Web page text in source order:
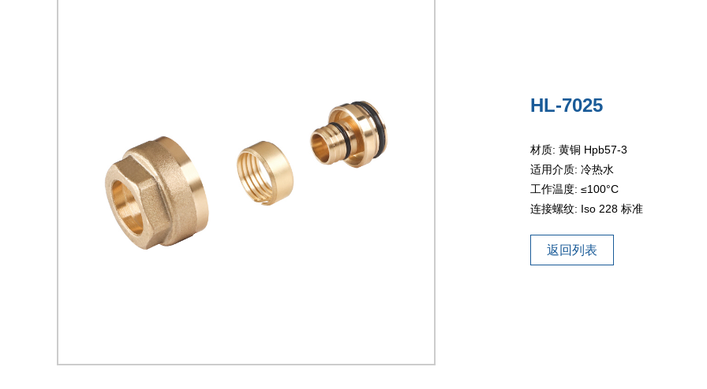
HL-7025
材质: 黄铜 Hpb57-3
适用介质: 冷热水
工作温度: ≤100°C
连接螺纹: Iso 228 标准
返回列表